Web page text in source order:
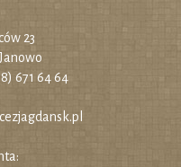
23
671 64 64